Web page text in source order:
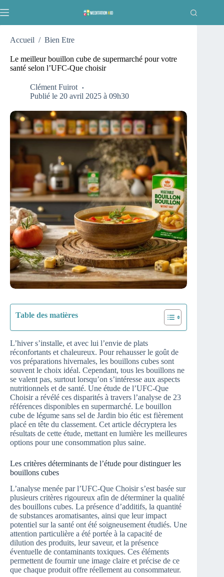
au
Accueil / Bien Etre
Le meilleur bouillon cube de supermarché pour votre
santé selon l’UFC-Que choisir
Clément Fuirot
Publié le 20 avril 2025 à 09h30
Table des matières
L’hiver s’installe, et avec lui l’envie de plats
réconfortants et chaleureux. Pour rehausser le goût de
vos préparations hivernales, les bouillons cubes sont
souvent le choix idéal. Cependant, tous les bouillons ne
se valent pas, surtout lorsqu’on s’intéresse aux aspects
nutritionnels et de santé. Une étude de l’UFC-Que
Choisir a révélé ces disparités à travers l’analyse de 23
références disponibles en supermarché. Le bouillon
cube de légume sans sel de Jardin bio étic est fièrement
placé en tête du classement. Cet article décryptera les
résultats de cette étude, mettant en lumière les meilleures
options pour une consommation plus saine.
Les critères déterminants de l’étude pour distinguer les
bouillons cubes
L’analyse menée par l’UFC-Que Choisir s’est basée sur
plusieurs critères rigoureux afin de déterminer la qualité
des bouillons cubes. La présence d’additifs, la quantité
de substances aromatisantes, ainsi que leur impact
potentiel sur la santé ont été soigneusement étudiés. Une
attention particulière a été portée à la capacité de
dilution des produits, leur saveur, et la présence
éventuelle de contaminants toxiques. Ces éléments
permettent de fournir une image claire et précise de ce
que chaque produit offre réellement au consommateur.